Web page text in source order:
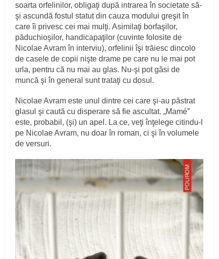
soarta orfelinilor, obligaţi după intrarea în societate să-
şi ascundă fostul statut din cauza modului greşit în
care îi privesc cei mai mulţi. Asimilaţi borfaşilor,
păduchioşilor, handicapaţilor (cuvinte folosite de
Nicolae Avram în interviu), orfelinii îşi trăiesc dincolo
de casele de copii nişte drame pe care nu le mai pot
urla, pentru că nu mai au glas. Nu-şi pot găsi de
muncă şi în general sunt trataţi cu dosul.
Nicolae Avram este unul dintre cei care şi-au păstrat
glasul şi caută cu disperare să fie ascultat. „Mamé”
este, probabil, (şi) un apel. La ce, veţi înţelege citindu-l
pe Nicolae Avram, nu doar în roman, ci şi în volumele
de versuri.